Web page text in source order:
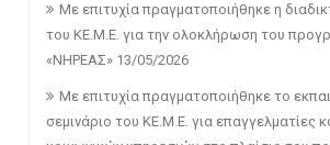
Με επιτυχία πραγματοποιήθηκε η
του ΚΕ.Μ.Ε. για την ολοκλήρωση του
«ΝΗΡΕΑΣ» 13/05/2026
Με επιτυχία πραγματοποιήθηκε το
σεμινάριο του ΚΕ.Μ.Ε. για επαγγελματίες